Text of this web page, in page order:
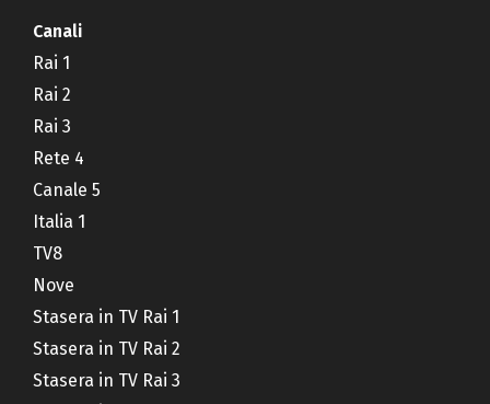
Canali
Rai 1
Rai 2
Rai 3
Rete 4
Canale 5
Italia 1
TV8
Nove
Stasera in TV Rai 1
Stasera in TV Rai 2
Stasera in TV Rai 3